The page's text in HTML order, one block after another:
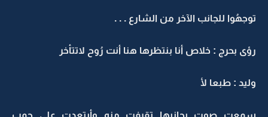
توجهُوا للجانب الآخر من الشارع . . .
رؤى بحرج : خلاص أنا بنتظرها هنا أنت رُوح لاتتأخر
وليد : طبعا لأ
سمعت صوت بجانبها تقرفت منه وأبتعدت على جمب